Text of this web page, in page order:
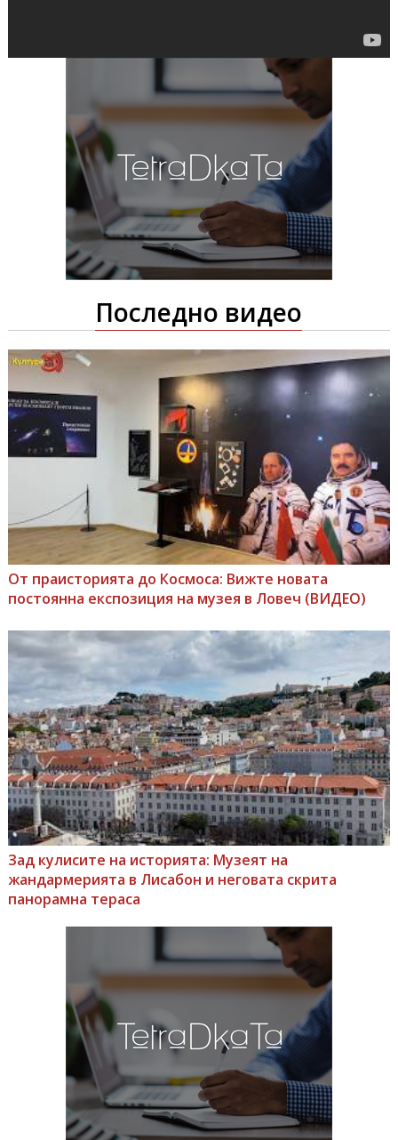
Последно видео
От праисторията до Космоса: Вижте новата
постоянна експозиция на музея в Ловеч (ВИДЕО)
Зад кулисите на историята: Музеят на
жандармерията в Лисабон и неговата скрита
панорамна тераса